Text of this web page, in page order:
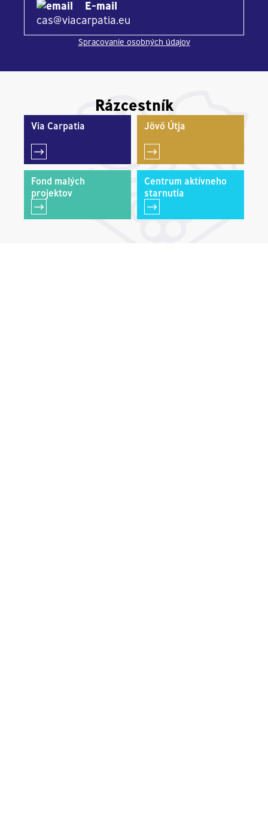
E-mail
cas@viacarpatia.eu
Spracovanie osobných údajov
Rázcestník
Via Carpatia Jövő Útja
Fond malých
projektov
Centrum aktívneho
starnutia